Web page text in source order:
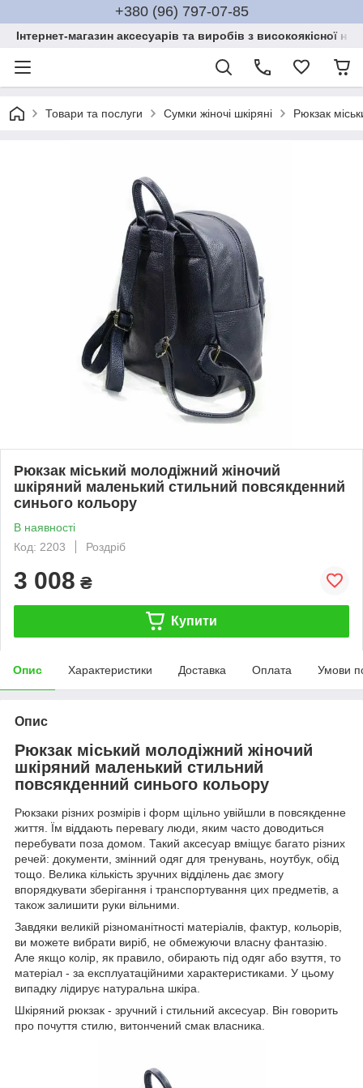
+380 (96) 797-07-85
Інтернет-магазин аксесуарів та виробів з високоякісної
Товари та послуги Сумки жіночі шкіряні Рюкзак
Рюкзак міський молодіжний жіночий
шкіряний маленький стильний повсякденний
синього кольору
В наявності
Код: 2203
Роздріб
3 008 ₴
Купити
Опис Характеристики Доставка Оплата Умови
Опис
Рюкзак міський молодіжний жіночий
шкіряний маленький стильний
повсякденний синього кольору
Рюкзаки різних розмірів і форм щільно увійшли в повсякденне
життя. Їм віддають перевагу люди, яким часто доводиться
перебувати поза домом. Такий аксесуар вміщує багато різних
речей: документи, змінний одяг для тренувань, ноутбук, обід
тощо. Велика кількість зручних відділень дає змогу
впорядкувати зберігання і транспортування цих предметів, а
також залишити руки вільними.
Завдяки великій різноманітності матеріалів, фактур, кольорів,
ви можете вибрати виріб, не обмежуючи власну фантазію.
Але якщо колір, як правило, обирають під одяг або взуття, то
матеріал - за експлуатаційними характеристиками. У цьому
випадку лідирує натуральна шкіра.
Шкіряний рюкзак - зручний і стильний аксесуар. Він говорить
про почуття стилю, витончений смак власника.